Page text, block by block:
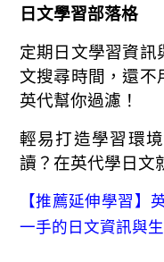
日文學習部落格
定期日文學習資
文搜尋時間，還
英代幫你過濾！
輕易打造學習環
讀？在英代學日文
【推薦延伸學習】
一手的日文資訊與